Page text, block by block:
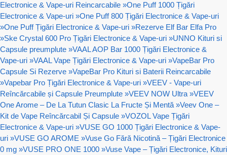
Electronice & Vape-uri Reincarcabile »One Puff 1000 Țigări
Electronice & Vape-uri »One Puff 800 Țigări Electronice & Vape-uri
»One Puff Țigări Electronice & Vape-uri »Rezerve Elf Bar Elfa Pro
»Ske Crystal 600 Pro Țigări Electronice & Vape-uri »UNNO Kituri si
Capsule preumplute »VAAL AOP Bar 1000 Țigări Electronice &
Vape-uri »VAAL Vape Țigări Electronice & Vape-uri »VapeBar Pro
Capsule Si Rezerve »VapeBar Pro Kituri si Baterii Reincarcabile
»Vapebar Pro Țigări Electronice & Vape-uri »VEEV - Vape-uri
Reîncărcabile și Capsule Preumplute »VEEV NOW Ultra »VEEV
One Arome – De La Tutun Clasic La Fructe Și Mentă »Veev One –
Kit de Vape Reîncărcabil Și Capsule »VOZOL Vape Țigări
Electronice & Vape-uri »VUSE GO 1000 Țigări Electronice & Vape-
uri »VUSE GO AROME »Vuse Go Fără Nicotină – Țigări Electronice
0 mg »VUSE PRO ONE 1000 »Vuse Vape – Țigări Electronice, Kituri